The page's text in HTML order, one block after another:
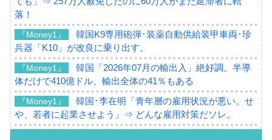
落！
『Money1』
韓国K9専用砲弾･装薬自動供給装甲車両･珍
兵器「K10」が改良に乗り出す。
『Money1』
韓国「2026年07月の輸出入」絶好調。半導
体だけで410億ドル、輸出全体の41％もある
『Money1』
韓国･李在明「青年層の雇用状況が悪い。せ
や、若者に起業させよう」⇒ どんな雇用対策だソレ。